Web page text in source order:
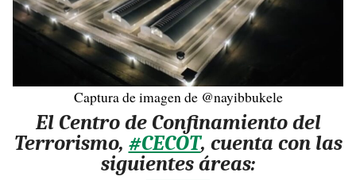
Captura de imagen de @nayibbukele
El Centro de Confinamiento del
Terrorismo, #CECOT, cuenta con las
siguientes áreas: